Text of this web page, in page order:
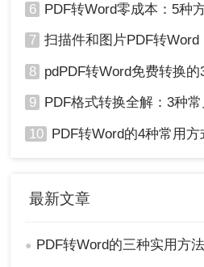
6 PDF转Word零成本：5种方案的
7 扫描件和图片PDF转Word：3
8 pdPDF转Word免费转换的3种
9 PDF格式转换全解：3种常见目
10 PDF转Word的4种常用方式：从在
最新文章
● PDF转Word的三种实用方法对比：